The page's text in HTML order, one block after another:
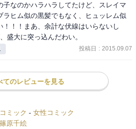
子なのかハラハラしてたけど、スレイマ
ラヒム似の黒髪でもなく、ヒュッレム似
！！！まあ、余計な伏線はいらないし
盛大に突っ込んだわい。
投稿日 : 2015.09.07
てのレビューを見る
コミック - 女性コミック
篠原千絵